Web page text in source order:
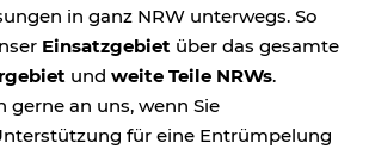
in ganz NRW unterwegs. So
Einsatzgebiet über das gesamte
und weite Teile NRWs.
gerne an uns, wenn Sie
für eine Entrümpelung